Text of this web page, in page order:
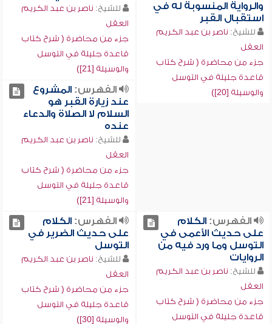
والرواية المنسوبة له في
استقبال القبر
للشيخ: ناصر بن عبد الكريم
العقل
جزء من محاضرة ( شرح كتاب
قاعدة جليلة في التوسل
والوسيلة [20])
للشيخ: ناصر بن عبد الكريم
العقل
جزء من محاضرة ( شرح كتاب
قاعدة جليلة في التوسل
والوسيلة [21])
الفهرس:المشروع
عند زيارة القبر هو
السلام لا الصلاة والدعاء
عنده
للشيخ: ناصر بن عبد الكريم
العقل
جزء من محاضرة ( شرح كتاب
قاعدة جليلة في التوسل
والوسيلة [21])
الفهرس:الكلام
على حديث الأعمى في
التوسل وما ورد فيه من
الروايات
للشيخ: ناصر بن عبد الكريم
العقل
جزء من محاضرة ( شرح كتاب
قاعدة جليلة في التوسل
الفهرس:الكلام
على حديث الضرير في
التوسل
للشيخ: ناصر بن عبد الكريم
العقل
جزء من محاضرة ( شرح كتاب
قاعدة جليلة في التوسل
والوسيلة [30])